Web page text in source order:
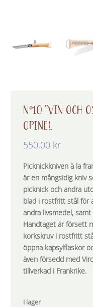
N°10 ”VIN OCH
OPINEL
550,00 kr
Picknickkniven à la
är en mångsidig kniv
picknick och andra
blad i rostfritt stål för
andra livsmedel,
Handtaget är försett
korkskruv i rostfritt
öppna kapsylflaskor
även försedd med
tillverkad i Frankrike.
I lager